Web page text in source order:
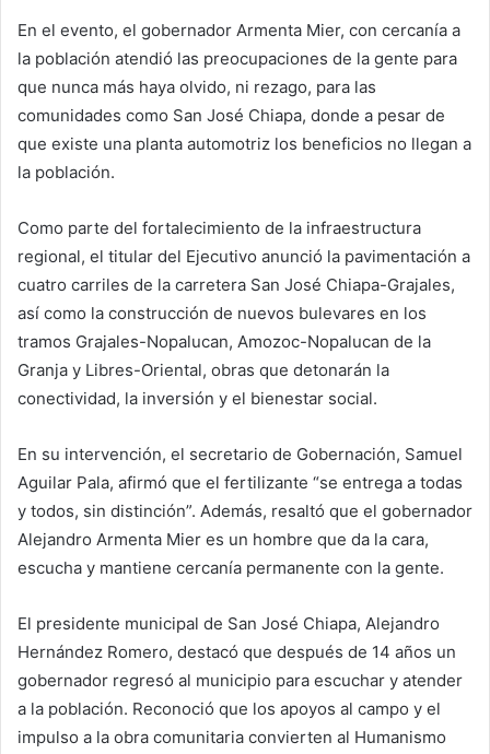
En el evento, el gobernador Armenta Mier, con cercanía a
la población atendió las preocupaciones de la gente para
que nunca más haya olvido, ni rezago, para las
comunidades como San José Chiapa, donde a pesar de
que existe una planta automotriz los beneficios no llegan a
la población.
Como parte del fortalecimiento de la infraestructura
regional, el titular del Ejecutivo anunció la pavimentación a
cuatro carriles de la carretera San José Chiapa-Grajales,
así como la construcción de nuevos bulevares en los
tramos Grajales-Nopalucan, Amozoc-Nopalucan de la
Granja y Libres-Oriental, obras que detonarán la
conectividad, la inversión y el bienestar social.
En su intervención, el secretario de Gobernación, Samuel
Aguilar Pala, afirmó que el fertilizante “se entrega a todas
y todos, sin distinción”. Además, resaltó que el gobernador
Alejandro Armenta Mier es un hombre que da la cara,
escucha y mantiene cercanía permanente con la gente.
El presidente municipal de San José Chiapa, Alejandro
Hernández Romero, destacó que después de 14 años un
gobernador regresó al municipio para escuchar y atender
a la población. Reconoció que los apoyos al campo y el
impulso a la obra comunitaria convierten al Humanismo